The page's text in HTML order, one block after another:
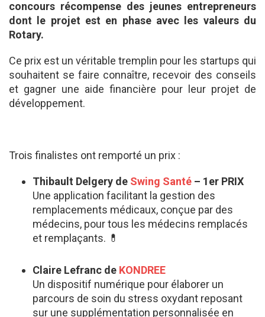
concours récompense des jeunes entrepreneurs
dont le projet est en phase avec les valeurs du
Rotary.
Ce prix est un véritable tremplin pour les startups qui
souhaitent se faire connaître, recevoir des conseils
et gagner une aide financière pour leur projet de
développement.
Trois finalistes ont remporté un prix :
Thibault Delgery de Swing Santé – 1er PRIX
Une application facilitant la gestion des
remplacements médicaux, conçue par des
médecins, pour tous les médecins remplacés
et remplaçants. 💊
Claire Lefranc de KONDREE
Un dispositif numérique pour élaborer un
parcours de soin du stress oxydant reposant
sur une supplémentation personnalisée en